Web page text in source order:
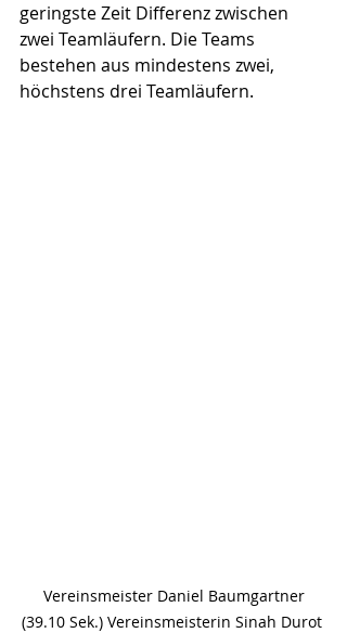
geringste Zeit Differenz zwischen
zwei Teamläufern. Die Teams
bestehen aus mindestens zwei,
höchstens drei Teamläufern.
(39.10 Sek.) Vereinsmeisterin Sinah Durot